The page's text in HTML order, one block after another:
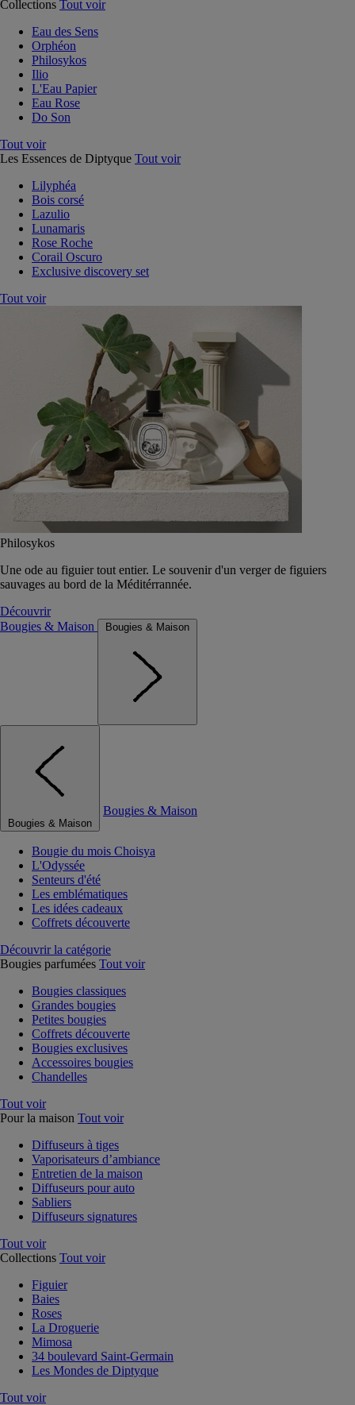
Collections Tout voir
Eau des Sens
Orphéon
Philosykos
Ilio
L'Eau Papier
Eau Rose
Do Son
Tout voir
Les Essences de Diptyque Tout voir
Lilyphéa
Bois corsé
Lazulio
Lunamaris
Rose Roche
Corail Oscuro
Exclusive discovery set
Tout voir
Philosykos
Une ode au figuier tout entier. Le souvenir d'un verger de figuiers
sauvages au bord de la Méditérrannée.
Découvrir
Bougies & Maison
Bougies & Maison
Bougies & Maison
Bougies & Maison
Bougie du mois Choisya
L'Odyssée
Senteurs d'été
Les emblématiques
Les idées cadeaux
Coffrets découverte
Découvrir la catégorie
Bougies parfumées Tout voir
Bougies classiques
Grandes bougies
Petites bougies
Coffrets découverte
Bougies exclusives
Accessoires bougies
Chandelles
Tout voir
Pour la maison Tout voir
Diffuseurs à tiges
Vaporisateurs d’ambiance
Entretien de la maison
Diffuseurs pour auto
Sabliers
Diffuseurs signatures
Tout voir
Collections Tout voir
Figuier
Baies
Roses
La Droguerie
Mimosa
34 boulevard Saint-Germain
Les Mondes de Diptyque
Tout voir